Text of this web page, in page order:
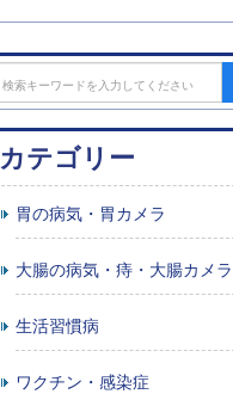
カテゴリー
胃の病気・胃カメラ
大腸の病気・痔・大腸カメラ
生活習慣病
ワクチン・感染症